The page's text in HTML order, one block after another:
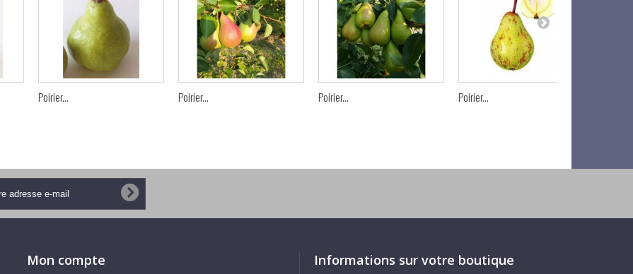
Poirier... Poirier... Poirier... Poirier...
Mon compte Informations sur votre boutique